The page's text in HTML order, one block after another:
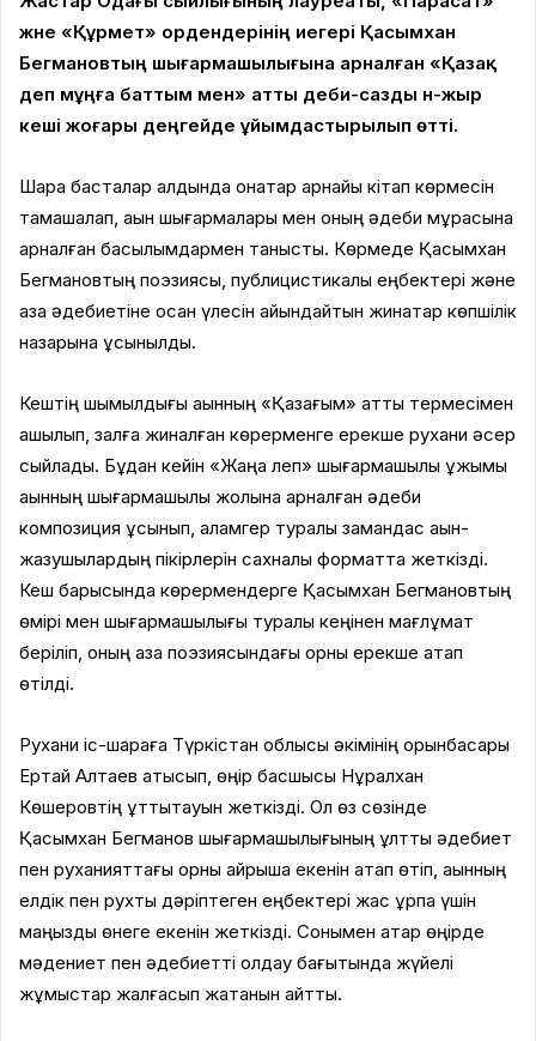
және «Құрмет» ордендерінің иегері Қасымхан
Бегмановтың шығармашылығына арналған «Қазақ
деп мұңға баттым мен» атты әдеби-сазды ән-жыр
кеші жоғары деңгейде ұйымдастырылып өтті.
Шара басталар алдында қонақтар арнайы кітап көрмесін
тамашалап, ақын шығармалары мен оның әдеби мұрасына
арналған басылымдармен танысты. Көрмеде Қасымхан
Бегмановтың поэзиясы, публицистикалық еңбектері және
қазақ әдебиетіне қосқан үлесін айқындайтын жинақтар көпшілік
назарына ұсынылды.
Кештің шымылдығы ақынның «Қазағым» атты термесімен
ашылып, залға жиналған көрерменге ерекше рухани әсер
сыйлады. Бұдан кейін «Жаңа леп» шығармашылық ұжымы
ақынның шығармашылық жолына арналған әдеби
композиция ұсынып, қаламгер туралы замандас ақын-
жазушылардың пікірлерін сахналық форматта жеткізді.
Кеш барысында көрермендерге Қасымхан Бегмановтың
өмірі мен шығармашылығы туралы кеңінен мағлұмат
беріліп, оның қазақ поэзиясындағы орны ерекше атап
өтілді.
Рухани іс-шараға Түркістан облысы әкімінің орынбасары
Ертай Алтаев қатысып, өңір басшысы Нұралхан
Көшеровтің құттықтауын жеткізді. Ол өз сөзінде
Қасымхан Бегманов шығармашылығының ұлттық әдебиет
пен руханияттағы орны айрықша екенін атап өтіп, ақынның
елдік пен рухты дәріптеген еңбектері жас ұрпақ үшін
маңызды өнеге екенін жеткізді. Сонымен қатар өңірде
мәдениет пен әдебиетті қолдау бағытында жүйелі
жұмыстар жалғасып жатқанын айтты.